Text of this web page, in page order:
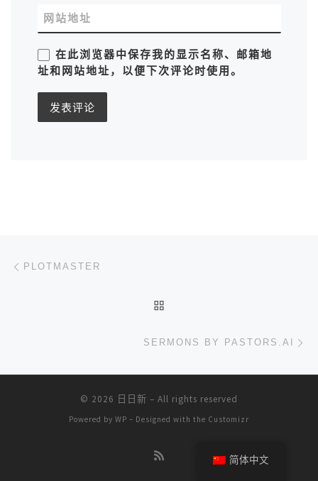
网站地址
在此浏览器中保存我的显示名称、邮箱地
址和网站地址，以便下次评论时使用。
文章导航
PLOTMASTER
SERMONS BY PASTORS.AI
© 2026 日日新 – All rights reserved
Powered by WP – Designed with the Customizr
简体中文